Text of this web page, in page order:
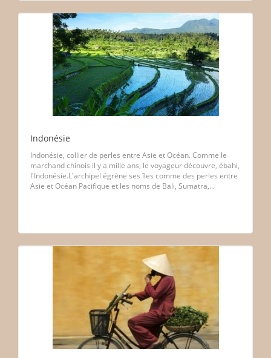
Indonésie
Indonésie, collier de perles entre Asie et Océan. Comme le
marchand chinois il y a mille ans, le voyageur découvre, ébahi,
l'Indonésie.L'archipel égrène ses îles comme des perles entre
Asie et Océan Pacifique et les noms de Bali, Sumatra,...